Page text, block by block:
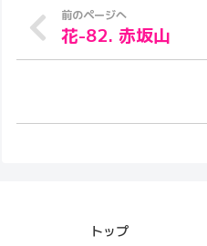
花-82. 赤坂山
トップ